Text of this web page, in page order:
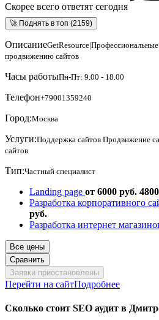
Скорее всего ответят сегодня
🚀 Поднять в топ (2159)
Описание
продвижению сайтов
Часы работыПн-Пт: 9.00 - 18.00
Телефон+79001359240
Город:Москва
Услуги:Поддержка сайтов Продвижение
сайтов
Тип:Частный специалист
Landing page от 6000 руб.
Разработка корпоративного
руб.
Разработка интернет
Все цены
Сравнить
Заявки приостановлены
Перейти на сайтПодробнее
Сколько стоит SEO аудит в